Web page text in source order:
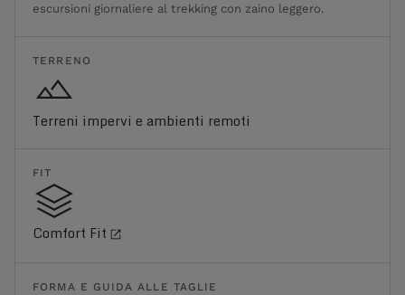
escursioni giornaliere al trekking con zaino leggero.
TERRENO
Terreni impervi e ambienti remoti
FIT
Comfort Fit
FORMA E GUIDA ALLE TAGLIE